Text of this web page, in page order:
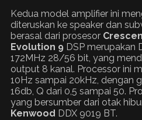
Kedua model amplifier ini
diteruskan ke speaker dan
berasal dari prosesor
Evolution 9 DSP merupakan
172MHz 28/56 bit, yang
output 8 kanal. Processor ini
10Hz sampai 20kHz, dengan
16db, Q dari 0,5 sampai 50.
yang bersumber dari otak
Kenwood DDX 9019 BT.